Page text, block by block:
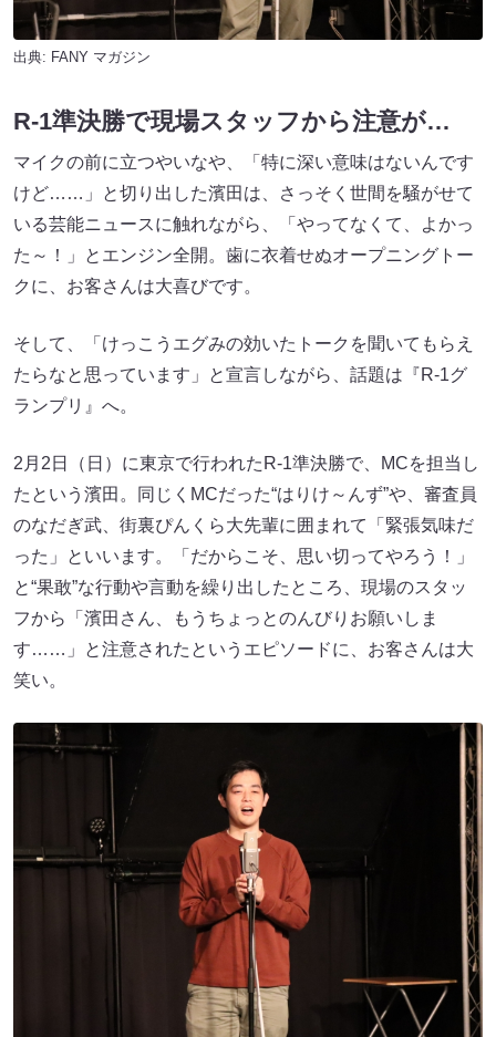
出典: FANY マガジン
R-1準決勝で現場スタッフから注意が…
マイクの前に立つやいなや、「特に深い意味はないんです
けど……」と切り出した濱田は、さっそく世間を騒がせて
いる芸能ニュースに触れながら、「やってなくて、よかっ
た～！」とエンジン全開。歯に衣着せぬオープニングトー
クに、お客さんは大喜びです。
そして、「けっこうエグみの効いたトークを聞いてもらえ
たらなと思っています」と宣言しながら、話題は『R-1グ
ランプリ』へ。
2月2日（日）に東京で行われたR-1準決勝で、MCを担当し
たという濱田。同じくMCだった“はりけ～んず”や、審査員
のなだぎ武、街裏ぴんくら大先輩に囲まれて「緊張気味だ
った」といいます。「だからこそ、思い切ってやろう！」
と“果敢”な行動や言動を繰り出したところ、現場のスタッ
フから「濱田さん、もうちょっとのんびりお願いしま
す……」と注意されたというエピソードに、お客さんは大
笑い。